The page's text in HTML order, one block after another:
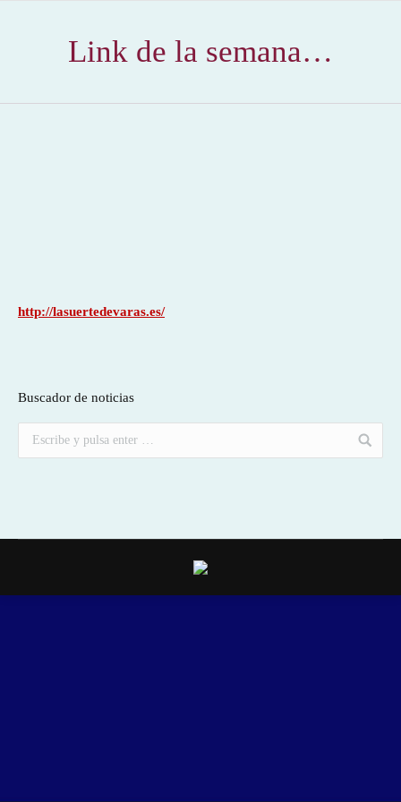
Link de la semana…
http://lasuertedevaras.es/
Buscador de noticias